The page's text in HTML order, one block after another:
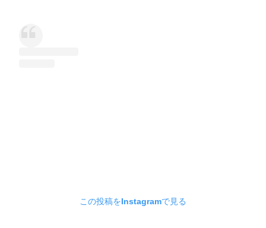
この投稿をInstagramで見る